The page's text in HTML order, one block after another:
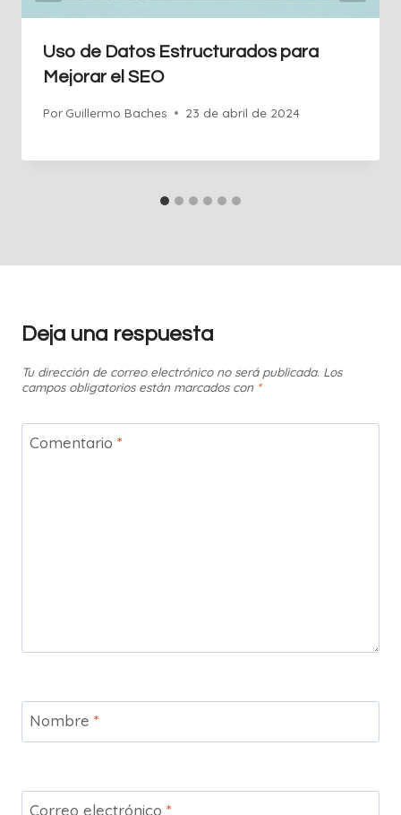
Uso de Datos Estructurados para
Mejorar el SEO
Por Guillermo Baches 23 de abril de 2024
Deja una respuesta
Tu dirección de correo electrónico no será publicada. Los
campos obligatorios están marcados con *
Comentario *
Nombre *
Correo electrónico *